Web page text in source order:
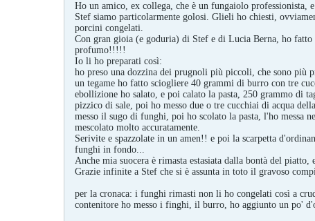
Ho un amico, ex collega, che è un fungaiolo
Stef siamo particolarmente golosi. Glieli ho chiesti,
porcini congelati.
Con gran gioia (e goduria) di Stef e di Lucia Berna, ho
profumo!!!!!
Io li ho preparati così:
ho preso una dozzina dei prugnoli più piccoli, che sono
un tegame ho fatto sciogliere 40 grammi di burro con tre
ebollizione ho salato, e poi calato la pasta, 250 grammo di
pizzico di sale, poi ho messo due o tre cucchiai di acqua
messo il sugo di funghi, poi ho scolato la pasta, l'ho messa
mescolato molto accuratamente.
Serivite e spazzolate in un amen!! e poi la scarpetta
funghi in fondo...
Anche mia suocera è rimasta estasiata dalla bontà del
Grazie infinite a Stef che si è assunta in toto il gravoso
per la cronaca: i funghi rimasti non li ho congelati così a
contenitore ho messo i finghi, il burro, ho aggiunto un po'